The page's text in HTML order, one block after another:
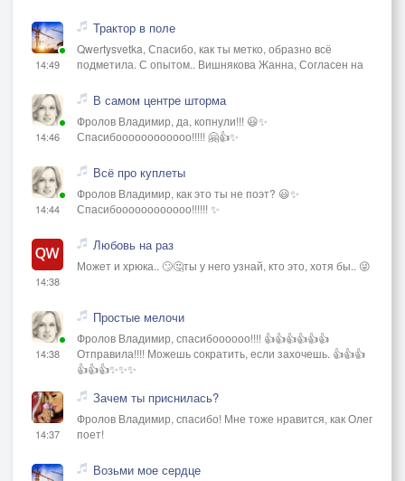
14:49
Трактор в поле
Qwertysvetka, Спасибо, как ты метко, образно всё
подметила. С опытом.. Вишнякова Жанна, Согласен на
14:46
В самом центре шторма
Фролов Владимир, да, копнули!!! 😃✨
Спасибоооооооооооо!!!!! 🤗👍✨
14:44
Всё про куплеты
Фролов Владимир, как это ты не поэт? 😃✨
Спасибоооооооооооо!!!!!! ✨
14:38
Любовь на раз
Может и хрюка.. 🙄🤔ты у него узнай, кто это, хотя бы.. 😜
14:38
Простые мелочи
Фролов Владимир, спасибоооооо!!!! 👍👍👍👍👍👍
Отправила!!!! Можешь сократить, если захочешь. 👍👍👍
👍👍👍✨✨✨
14:37
Зачем ты приснилась?
Фролов Владимир, спасибо! Мне тоже нравится, как Олег
поет!
Возьми мое сердце